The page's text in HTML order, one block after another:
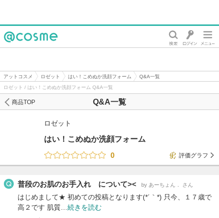
アットコスメ ロゼット はい！こめぬか洗顔フォーム
Q&A一覧
ロゼット / はい！こめぬか洗顔フォーム Q&A一覧
Q&A一覧
商品TOP
ロゼット
はい！こめぬか洗顔フォーム
0
評価グラフ
普段のお肌のお手入れ について>< by あーちょん． さん
はじめまして★ 初めての投稿となります(*´｀*) 只今、１７歳で
高２です 肌質… 続きを読む